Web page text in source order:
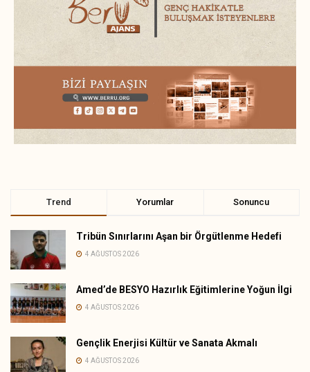
Trend Yorumlar Sonuncu
Tribün Sınırlarını Aşan bir Örgütlenme Hedefi
4 AĞUSTOS 2026
Amed’de BESYO Hazırlık Eğitimlerine Yoğun İlgi
4 AĞUSTOS 2026
Gençlik Enerjisi Kültür ve Sanata Akmalı
4 AĞUSTOS 2026